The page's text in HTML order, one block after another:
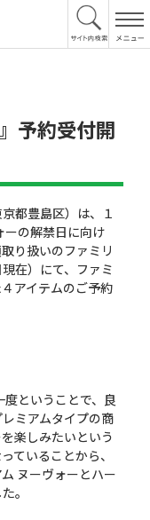
予約受付開
都豊島区）は、１
ーの解禁日に向け
り扱いのファミリ
在）にて、ファミ
アイテムのご予約
ということで、良
ミアムタイプの商
楽しみたいという
ていることから、
ヌーヴォーとハー
。